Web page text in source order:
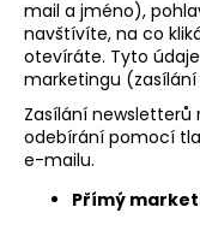
mail a jméno),
navštívíte, na co
otevíráte. Tyto
marketingu
Zasílání newsletterů
odebírání pomocí
e-mailu.
Přímý